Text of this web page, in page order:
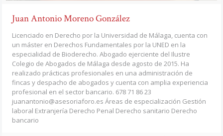
Juan Antonio Moreno González
Licenciado en Derecho por la Universidad de Málaga, cuenta con
un máster en Derechos Fundamentales por la UNED en la
especialidad de Bioderecho. Abogado ejerciente del Ilustre
Colegio de Abogados de Málaga desde agosto de 2015. Ha
realizado prácticas profesionales en una administración de
fincas y despacho de abogados y cuenta con amplia experiencia
profesional en el sector bancario. 678 71 86 23
juanantonio@asesoriaforo.es Áreas de especialización Gestión
laboral Extranjería Derecho Penal Derecho sanitario Derecho
bancario